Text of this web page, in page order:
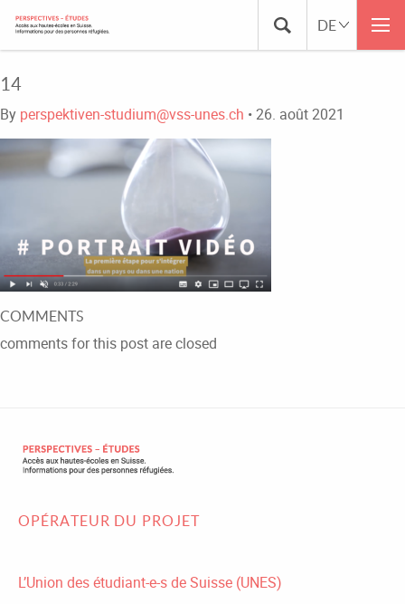
14
By perspektiven-studium@vss-unes.ch •26. août 2021
COMMENTS
comments for this post are closed
OPÉRATEUR DU PROJET
L’Union des étudiant-e-s de Suisse (UNES)